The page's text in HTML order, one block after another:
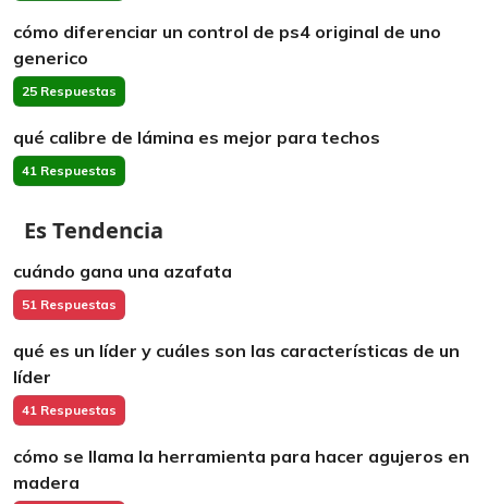
cómo diferenciar un control de ps4 original de uno
generico
25 Respuestas
qué calibre de lámina es mejor para techos
41 Respuestas
Es Tendencia
cuándo gana una azafata
51 Respuestas
qué es un líder y cuáles son las características de un
líder
41 Respuestas
cómo se llama la herramienta para hacer agujeros en
madera